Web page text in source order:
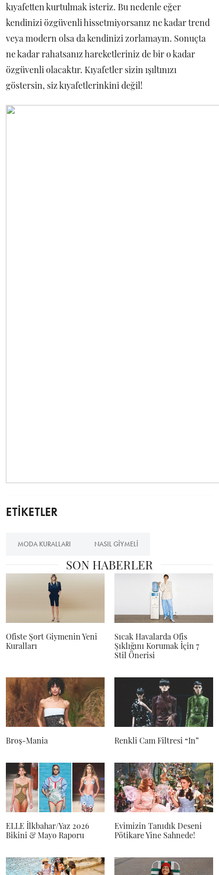
kıyafetten kurtulmak isteriz. Bu nedenle eğer
kendinizi özgüvenli hissetmiyorsanız ne kadar trend
veya modern olsa da kendinizi zorlamayın. Sonuçta
ne kadar rahatsanız hareketleriniz de bir o kadar
özgüvenli olacaktır. Kıyafetler sizin ışıltınızı
göstersin, siz kıyafetlerinkini değil!
ETİKETLER
MODA KURALLARI NASIL GIYMELI
SON HABERLER
Ofiste Şort Giymenin Yeni
Kuralları
Sıcak Havalarda Ofis
Şıklığını Korumak İçin 7
Stil Önerisi
Broş-Mania Renkli Cam Filtresi “In”
ELLE İlkbahar/Yaz 2026
Bikini & Mayo Raporu
Evimizin Tanıdık Deseni
Pötikare Yine Sahnede!